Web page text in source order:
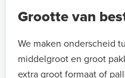
Grootte van
We maken onderscheid
middelgroot en groot
extra groot formaat of